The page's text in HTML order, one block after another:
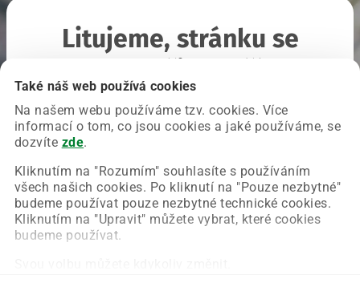
Také náš web používá cookies
Na našem webu používáme tzv. cookies. Více
informací o tom, co jsou cookies a jaké používáme, se
dozvíte zde.
Kliknutím na "Rozumím" souhlasíte s používáním
všech našich cookies. Po kliknutí na "Pouze nezbytné"
budeme používat pouze nezbytné technické cookies.
Kliknutím na "Upravit" můžete vybrat, které cookies
budeme používat.
Litujeme, stránku se
Chyba nastala na naší straně a už ji opravujeme.
Zkuste prosím znovu načíst požadovanou stránku.
Obnovit stránku Úvodní strana